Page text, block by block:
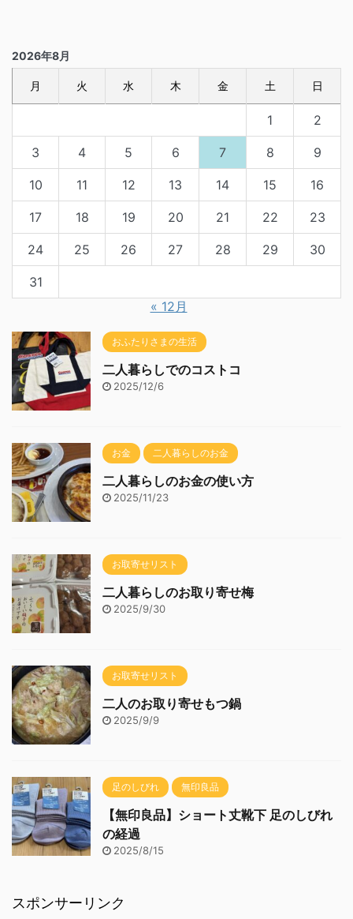
2026年8月
月 火 水 木 金 土 日
1 2
3 4 5 6 7 8 9
10 11 12 13 14 15 16
17 18 19 20 21 22 23
24 25 26 27 28 29 30
31
« 12月
おふたりさまの生活
二人暮らしでのコストコ
2025/12/6
お金 二人暮らしのお金
二人暮らしのお金の使い方
2025/11/23
お取寄せリスト
二人暮らしのお取り寄せ梅
2025/9/30
お取寄せリスト
二人のお取り寄せもつ鍋
2025/9/9
足のしびれ 無印良品
【無印良品】ショート丈靴下 足のしびれ
の経過
2025/8/15
スポンサーリンク